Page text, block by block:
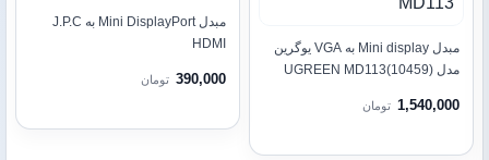
مبدل Mini display به VGA یوگرین
مدل (10459)UGREEN MD113
1,540,000 تومان
مبدل Mini DisplayPort به J.P.C
HDMI
390,000 تومان